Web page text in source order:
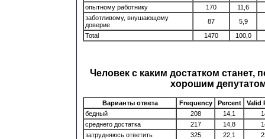
опытному работнику
170
11,6
заботливому, внушающему
доверие
87
5,9
Total
1470 100,0
Человек с каким достатком
хорошим
Варианты ответа Frequency Percent
Valid
бедный
208 14,1
среднего достатка
217 14,8
затрудняюсь ответить
325 22,1